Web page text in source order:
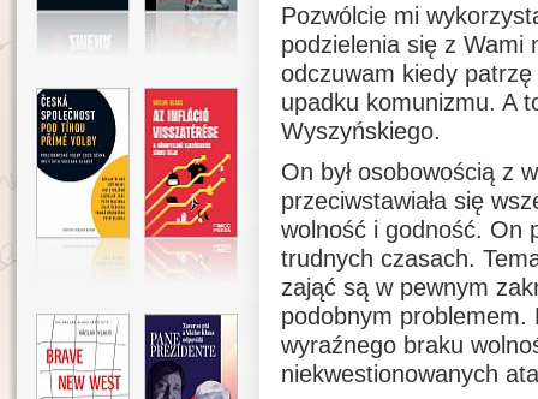
Pozwólcie mi
podzielenia się z Wami
odczuwam kiedy
upadku komunizmu. A
Wyszyńskiego.
On był osobowością z
przeciwstawiała się
wolność i godność. On
trudnych czasach.
zająć są w pewnym
podobnym problemem.
wyraźnego braku
niekwestionowanych